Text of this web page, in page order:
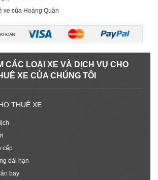
xe của Hoàng Quân
CÁC LOẠI XE VÀ DỊCH VỤ CHO
XE CỦA CHÚNG TÔI
THUÊ XE
cấp
dài hạn
bay